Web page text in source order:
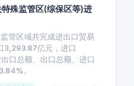
殊监管区(综保区等)进
管区域共完成进出口贸易
3,293.87亿元，进口
口总额、出口总额、进口
。